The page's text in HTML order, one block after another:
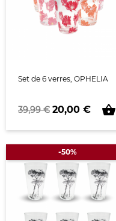
Set de 6 verres, OPHELIA
Prix de base
39,99 € Prix
20,00 € shopping_basket
-50%